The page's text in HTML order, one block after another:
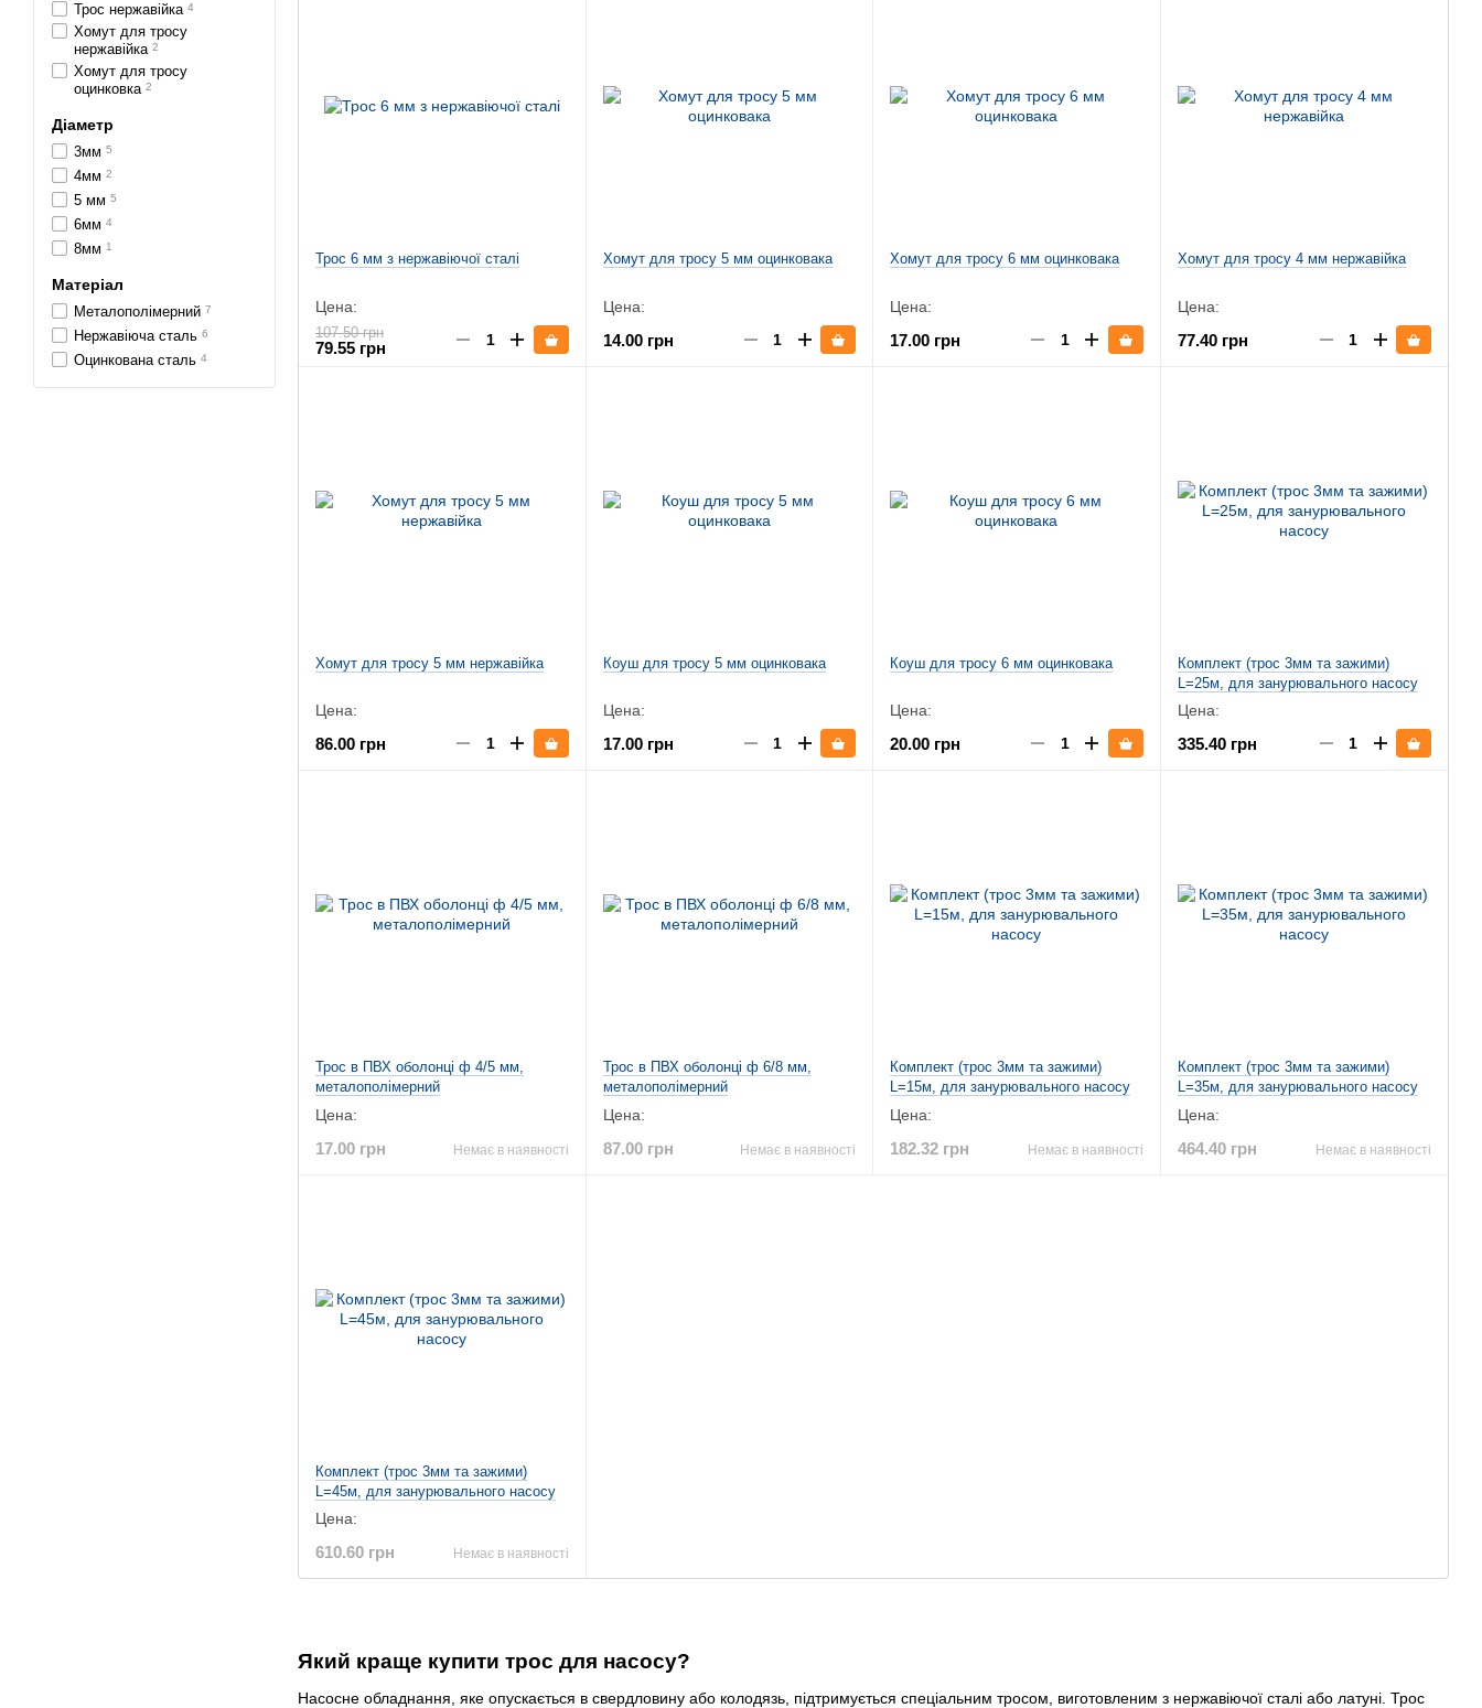
Який краще купити трос для насосу?
Насосне обладнання, яке опускається в свердловину або колодязь, підтримується спеціальним тросом, виготовленим з нержавіючої сталі або латуні. Трос
Трос 6 мм з нержавіючої сталі
Цена:
107.50 грн
79.55 грн
Хомут для тросу 5 мм оцинковака
Цена:
14.00 грн
Хомут для тросу 6 мм оцинковака
Цена:
17.00 грн
Хомут для тросу 4 мм нержавійка
Цена:
77.40 грн
Хомут для тросу 5 мм нержавійка
Цена:
86.00 грн
Коуш для тросу 5 мм оцинковака
Цена:
17.00 грн
Коуш для тросу 6 мм оцинковака
Цена:
20.00 грн
Комплект (трос 3мм та зажими)
L=25м, для занурювального насосу
Цена:
335.40 грн
Трос в ПВХ оболонці ф 4/5 мм,
металополімерний
Цена:
17.00 грн Немає в наявності
Трос в ПВХ оболонці ф 6/8 мм,
металополімерний
Цена:
87.00 грн Немає в наявності
Комплект (трос 3мм та зажими)
L=15м, для занурювального насосу
Цена:
182.32 грн Немає в наявності
Комплект (трос 3мм та зажими)
L=35м, для занурювального насосу
Цена:
464.40 грн Немає в наявності
Комплект (трос 3мм та зажими)
L=45м, для занурювального насосу
Цена:
610.60 грн Немає в наявності
Трос нержавійка 4
Хомут для тросу
нержавійка 2
Хомут для тросу
оцинковка 2
Діаметр
3мм 5
4мм 2
5 мм 5
6мм 4
8мм 1
Матеріал
Металополімерний 7
Нержавіюча сталь 6
Оцинкована сталь 4